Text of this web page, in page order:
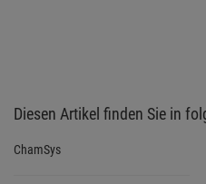
Diesen Artikel finden Sie in
ChamSys